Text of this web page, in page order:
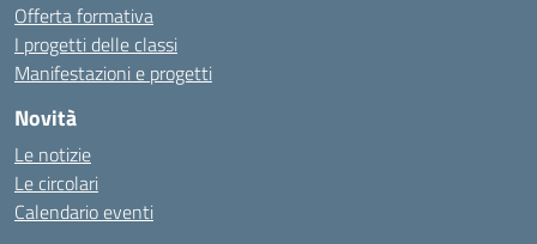
Offerta formativa
I progetti delle classi
Manifestazioni e progetti
Novità
Le notizie
Le circolari
Calendario eventi